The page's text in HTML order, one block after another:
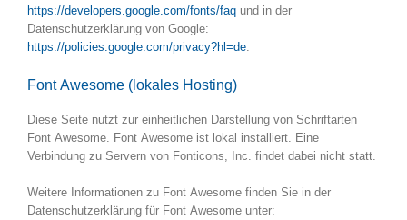
https://developers.google.com/fonts/faq und in der
Datenschutzerklärung von Google:
https://policies.google.com/privacy?hl=de
Font Awesome (lokales Hosting)
Diese Seite nutzt zur einheitlichen Darstellung von Schriftarten
Font Awesome. Font Awesome ist lokal installiert. Eine
Verbindung zu Servern von Fonticons, Inc. findet dabei nicht statt.
Weitere Informationen zu Font Awesome finden Sie in der
Datenschutzerklärung für Font Awesome unter: